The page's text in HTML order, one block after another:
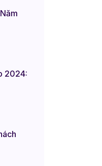
2024: